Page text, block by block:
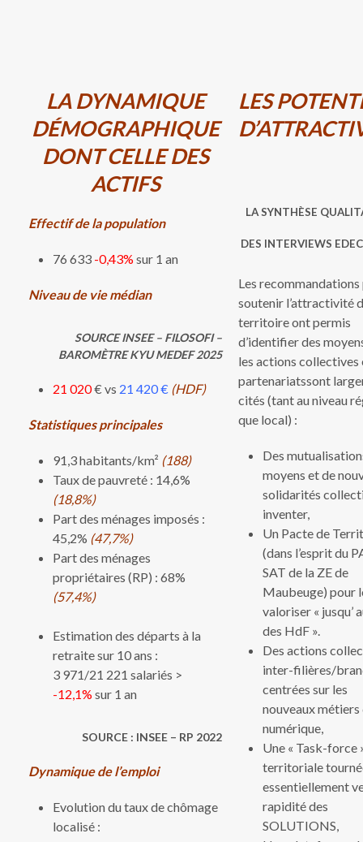
LA DYNAMIQUE
DÉMOGRAPHIQUE
DONT CELLE DES
ACTIFS
Effectif de la population
76 633 -0,43% sur 1 an
Niveau de vie médian
SOURCE INSEE – FILOSOFI –
BAROMÈTRE KYU MEDEF 2025
21 020€ vs 21 420 € (HDF)
Statistiques principales
91,3 habitants/km² (188)
Taux de pauvreté : 14,6%
(18,8%)
Part des ménages imposés :
45,2% (47,7%)
Part des ménages
propriétaires (RP) : 68%
(57,4%)
Estimation des départs à la
retraite sur 10 ans :
3 971/21 221 salariés >
-12,1% sur 1 an
SOURCE : INSEE – RP 2022
Dynamique de l’emploi
Evolution du taux de chômage
localisé :
LES
LA SYNTHÈSE
DES INTERVIEWS
Les
soutenir l’attractivité
territoire ont permis
d’identifier des
les actions collectives
partenariatssont
cités (tant au niveau
que local) :
Des
moyens et de
solidarités
inventer,
Un Pacte de
(dans l’esprit du
SAT de la ZE de
Maubeuge) pour
valoriser « jusqu’
des HdF ».
Des actions
inter-filières/
centrées sur les
nouveaux métiers
numérique,
Une « Task-force
territoriale
essentiellement
rapidité des
SOLUTIONS,